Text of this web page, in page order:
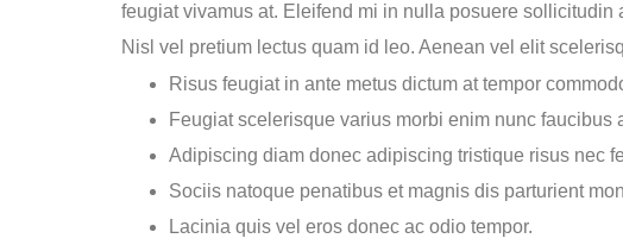
feugiat vivamus at. Eleifend mi in nulla posuere
Nisl vel pretium lectus quam id leo. Aenean vel elit
Risus feugiat in ante metus dictum at tempor
Feugiat scelerisque varius morbi enim nunc faucibus
Adipiscing diam donec adipiscing tristique risus nec
Sociis natoque penatibus et magnis dis parturient
Lacinia quis vel eros donec ac odio tempor.